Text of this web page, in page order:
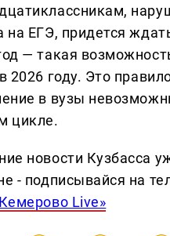
на ЕГЭ, придется
— такая
2026 году. Это
в вузы
цикле.
новости Кузбасса
- подписывайся на
Live»